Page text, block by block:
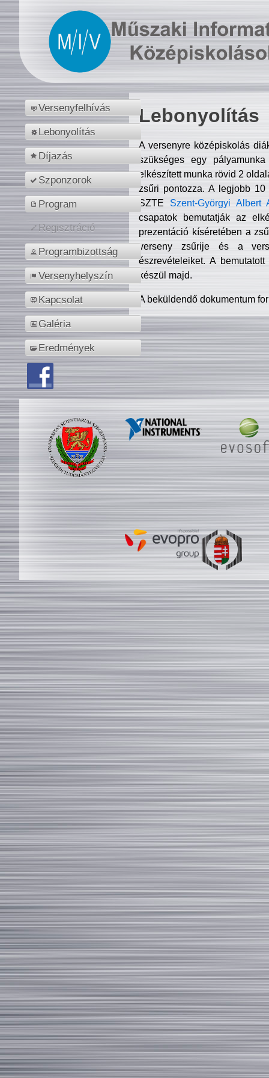
Versenyfelhívás
Lebonyolítás
Díjazás
Szponzorok
Program
Regisztráció
Programbizottság
Versenyhelyszín
Kapcsolat
Galéria
Eredmények
Lebonyolítás
A versenyre középiskolás
szükséges egy
elkészített munka rövid 2
zsűri pontozza. A legjobb
SZTE Szent-Györgyi Albert
csapatok bemutatják az
prezentáció kíséretében a
verseny zsűrije és a
észrevételeiket. A
készül majd.
A beküldendő dokumentum